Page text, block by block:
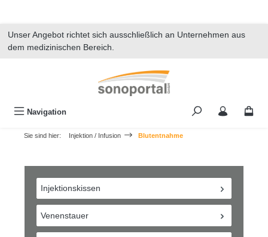
Unser Angebot richtet sich ausschließlich an Unternehmen aus
dem medizinischen Bereich.
Navigation
Sie sind hier: Injektion / Infusion Blutentnahme
Injektionskissen
Venenstauer